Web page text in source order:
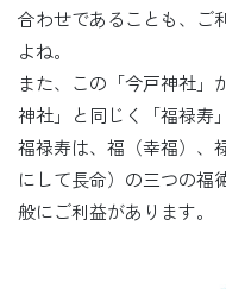
合わせであることも、ご
よね。
また、この「今戸神社」
神社」と同じく「福禄寿」
福禄寿は、福（幸福）、
にして長命）の三つの福
般にご利益があります。